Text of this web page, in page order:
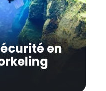
en